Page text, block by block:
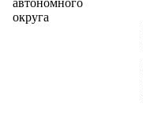
округа